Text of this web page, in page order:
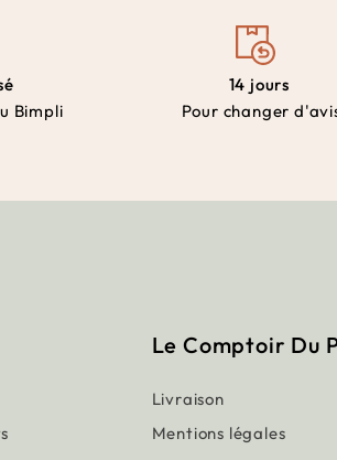
Bimpli
14 jours
Pour changer
Le Comptoir Du
Livraison
Mentions légales